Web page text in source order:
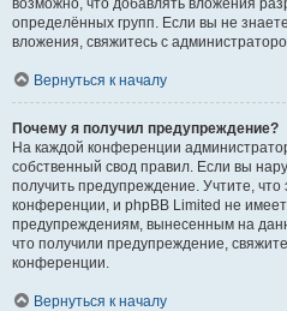
возможно, что добавлять вложения
определённых групп. Если вы не
вложения, свяжитесь с
Вернуться к началу
Почему я получил предупреждение?
На каждой конференции
собственный свод правил. Если вы
получить предупреждение. Учтите,
конференции, и phpBB Limited не
предупреждениям, вынесенным на
что получили предупреждение,
конференции.
Вернуться к началу